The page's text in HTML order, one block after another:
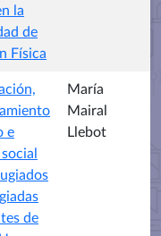
la
de
Física
e
de
María
Mairal
Llebot